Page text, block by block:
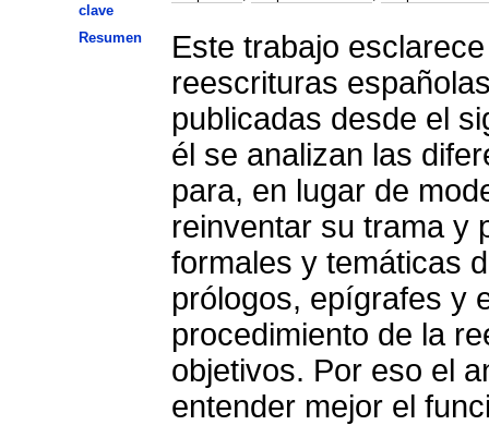
clave
Resumen
Este trabajo
reescrituras
publicadas desde el
él se analizan las
para, en lugar de
reinventar su trama y
formales y temáticas
prólogos, epígrafes y
procedimiento de la
objetivos. Por eso el
entender mejor el